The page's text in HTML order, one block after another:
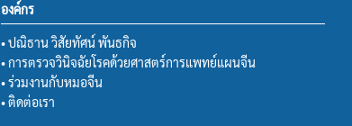
องค์กร
• ปณิธาน วิสัยทัศน์ พันธกิจ
• การตรวจวินิจฉัยโรคด้วยศาสตร์การแพทย์แผนจีน
• ร่วมงานกับหมอจีน
• ติดต่อเรา